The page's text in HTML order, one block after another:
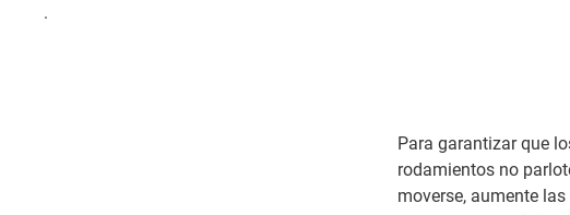
.
Para garantizar que
rodamientos no
moverse, aumente